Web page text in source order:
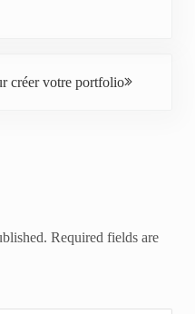
créer votre portfolio
Required fields are